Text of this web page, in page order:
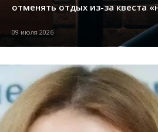
отменять отдых из-за квеста
09 июля 2026